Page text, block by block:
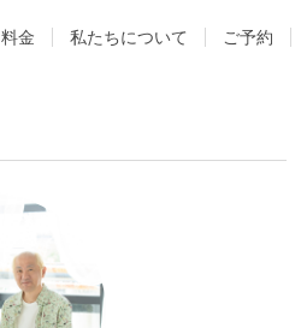
金 私たちについて ご予約